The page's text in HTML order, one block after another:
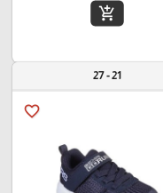
add_shopping_cart
21 - 27
favorite_border